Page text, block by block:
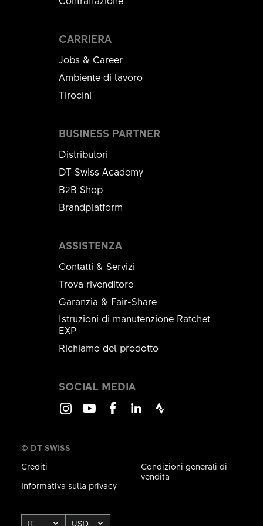
F 232 ONE and F 535 ONE Brake hose clamp kit
FWXXXXXXXXXX18174S
DESIGNAZIONE
QUANTITÀ
Mostrar todo
CODICE PRODOTTO
CARRIERA
Jobs & Career
Ambiente di lavoro
Tirocini
ASSISTENZA
Contatti & Servizi
Trova rivenditore
Garanzia & Fair-Share
Istruzioni di manutenzione Ratchet
EXP
Richiamo del prodotto
BUSINESS PARTNER
Distributori
DT Swiss Academy
B2B Shop
Brandplatform
SOCIAL MEDIA
© DT SWISS
Crediti
Informativa sulla privacy
Condizioni generali di
vendita
IT USD